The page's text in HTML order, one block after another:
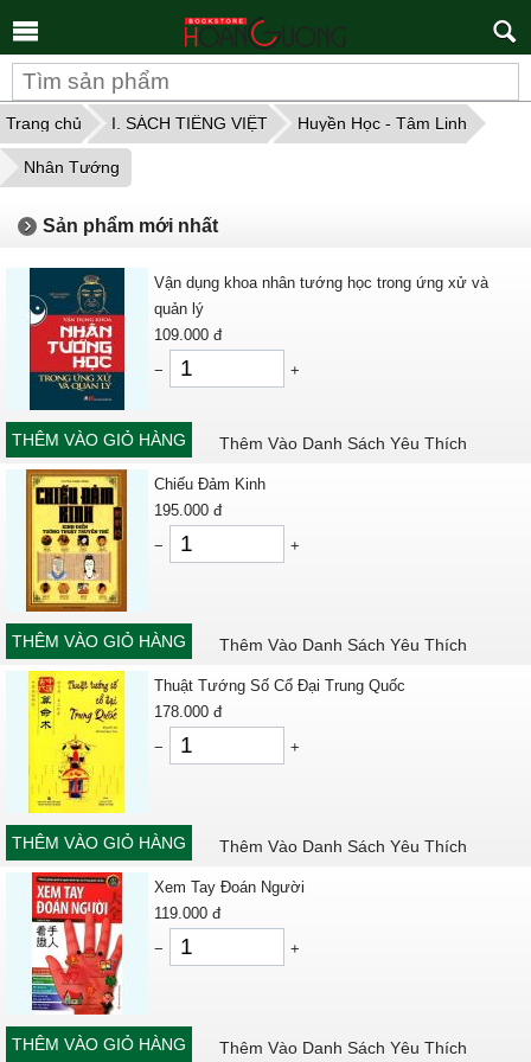
Trang chủ I. SÁCH TIẾNG VIỆT Huyền Học - Tâm Linh
Nhân Tướng
Sản phẩm mới nhất
Vận dụng khoa nhân tướng học trong ứng xử và
quản lý
109.000 đ
−
+
THÊM VÀO GIỎ HÀNG Thêm Vào Danh Sách Yêu Thích
Chiếu Đảm Kinh
195.000 đ
−
+
THÊM VÀO GIỎ HÀNG Thêm Vào Danh Sách Yêu Thích
Thuật Tướng Số Cổ Đại Trung Quốc
178.000 đ
−
+
THÊM VÀO GIỎ HÀNG Thêm Vào Danh Sách Yêu Thích
Xem Tay Đoán Người
119.000 đ
−
+
THÊM VÀO GIỎ HÀNG Thêm Vào Danh Sách Yêu Thích